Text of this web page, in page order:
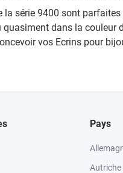
série 9400 sont
dans la couleur
vos Ecrins pour
Pays
Autriche